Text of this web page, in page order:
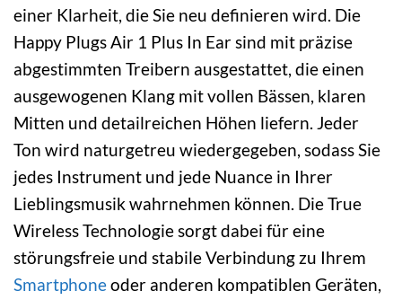
einer Klarheit, die Sie neu definieren wird. Die
Happy Plugs Air 1 Plus In Ear sind mit präzise
abgestimmten Treibern ausgestattet, die einen
ausgewogenen Klang mit vollen Bässen, klaren
Mitten und detailreichen Höhen liefern. Jeder
Ton wird naturgetreu wiedergegeben, sodass Sie
jedes Instrument und jede Nuance in Ihrer
Lieblingsmusik wahrnehmen können. Die True
Wireless Technologie sorgt dabei für eine
störungsfreie und stabile Verbindung zu Ihrem
Smartphoneoder anderen kompatiblen Geräten,